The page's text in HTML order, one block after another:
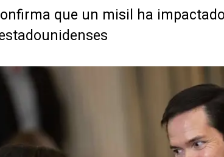
que un misil ha